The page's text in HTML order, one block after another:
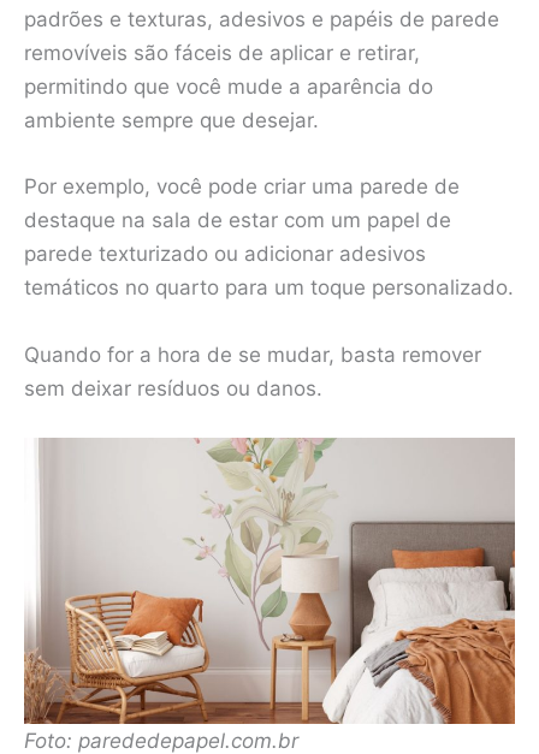
padrões e texturas, adesivos e papéis de parede
removíveis são fáceis de aplicar e retirar,
permitindo que você mude a aparência do
ambiente sempre que desejar.
Por exemplo, você pode criar uma parede de
destaque na sala de estar com um papel de
parede texturizado ou adicionar adesivos
temáticos no quarto para um toque personalizado.
Quando for a hora de se mudar, basta remover
sem deixar resíduos ou danos.
Foto: parededepapel.com.br